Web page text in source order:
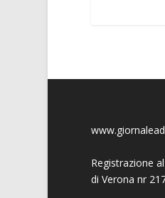
Registrazione
di Verona nr